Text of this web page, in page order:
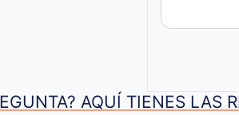
AQUÍ TIENES LAS